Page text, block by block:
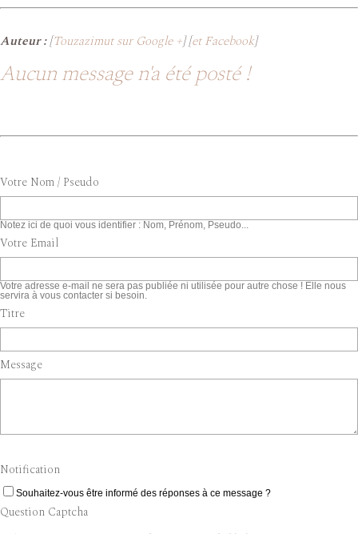
Auteur :[Touzazimut sur Google +] [et Facebook]
Aucun message n'a été posté !
Votre Nom / Pseudo
Notez ici de quoi vous identifier : Nom, Prénom, Pseudo...
Votre Email
Votre adresse e-mail ne sera pas publiée ni utilisée pour autre chose ! Elle nous
servira à vous contacter si besoin.
Titre
Message
Notification
Souhaitez-vous être informé des réponses à ce message ?
Question Captcha